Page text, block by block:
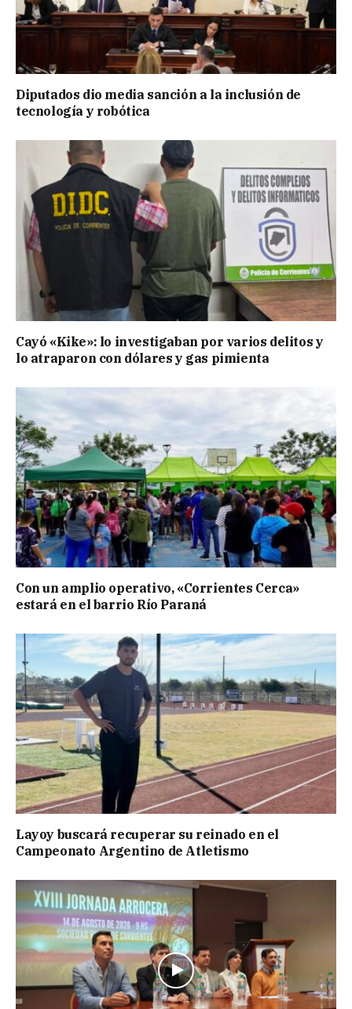
Diputados dio media sanción a la inclusión de
tecnología y robótica
Cayó «Kike»: lo investigaban por varios delitos y
lo atraparon con dólares y gas pimienta
Con un amplio operativo, «Corrientes Cerca»
estará en el barrio Río Paraná
Layoy buscará recuperar su reinado en el
Campeonato Argentino de Atletismo